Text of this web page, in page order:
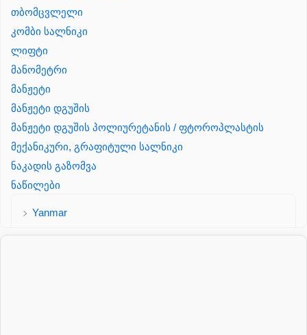
თბომცვლელი
კომბი სალნიკი
ლიფტი
მანომეტრი
მანჟეტი
მანჟეტი დგუშის
მანჟეტი დგუშის პოლიურეტანის / ფტოროპლასტის
მექანიკური, გრაფიტული სალნიკი
ნაკადის გაზომვა
ნაწილები
Yanmar